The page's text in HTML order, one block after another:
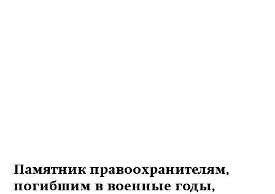
Памятник правоохранителям,
погибшим в военные годы,